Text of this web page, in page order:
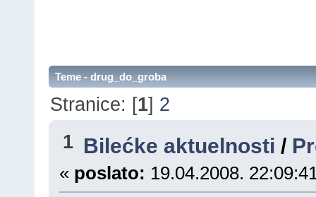
Teme - drug_do_groba
Stranice: [1] 2
1 Bilećke aktuelnosti /
« poslato: 19.04.2008.